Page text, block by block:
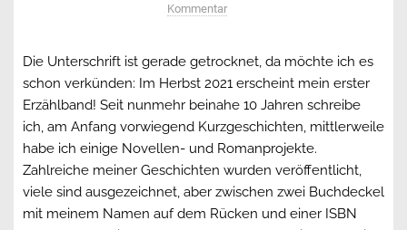
Kommentar
Die Unterschrift ist gerade getrocknet, da möchte ich es
schon verkünden: Im Herbst 2021 erscheint mein erster
Erzählband! Seit nunmehr beinahe 10 Jahren schreibe
ich, am Anfang vorwiegend Kurzgeschichten, mittlerweile
habe ich einige Novellen- und Romanprojekte.
Zahlreiche meiner Geschichten wurden veröffentlicht,
viele sind ausgezeichnet, aber zwischen zwei Buchdeckel
mit meinem Namen auf dem Rücken und einer ISBN